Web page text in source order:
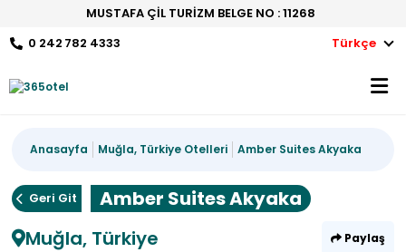
MUSTAFA ÇİL TURİZM BELGE NO : 11268
0 242 782 4333
Türkçe
Anasayfa Muğla, Türkiye Otelleri Amber Suites Akyaka
Geri Git
Amber Suites Akyaka
Muğla, Türkiye
Paylaş